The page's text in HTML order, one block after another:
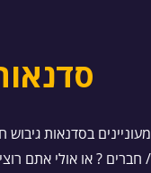
מעוניינים בסדנאות
/ חברים ? או אולי אתם